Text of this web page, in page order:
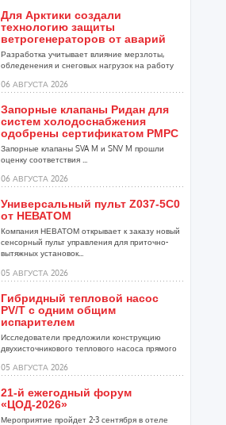
Для Арктики создали
технологию защиты
ветрогенераторов от аварий
Разработка учитывает влияние мерзлоты,
обледенения и снеговых нагрузок на работу
06 АВГУСТА 2026
Запорные клапаны Ридан для
систем холодоснабжения
одобрены сертификатом РМРС
Запорные клапаны SVA M и SNV M прошли
оценку соответствия ...
06 АВГУСТА 2026
Универсальный пульт Z037-5C0
от НЕВАТОМ
Компания НЕВАТОМ открывает к заказу новый
сенсорный пульт управления для приточно-
вытяжных установок...
05 АВГУСТА 2026
Гибридный тепловой насос
PV/T с одним общим
испарителем
Исследователи предложили конструкцию
двухисточникового теплового насоса прямого
05 АВГУСТА 2026
21-й ежегодный форум
«ЦОД-2026»
Мероприятие пройдет 2-3 сентября в отеле